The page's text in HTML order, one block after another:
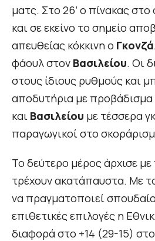
ματς. Στο 26’ ο πίνακας στο
και σε εκείνο το σημείο
απευθείας κόκκινη ο
φάουλ στον Βασιλείου. Οι
στους ίδιους ρυθμούς και
αποδυτήρια με προβάδισμα
και Βασιλείου με τέσσερα
παραγωγικοί στο
Το δεύτερο μέρος άρχισε
τρέχουν ακατάπαυστα. Με
να πραγματοποιεί
επιθετικές επιλογές η
διαφορά στο +14 (29-15)